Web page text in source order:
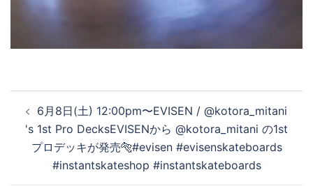
オ
再
生
稿
6月8日(土) 12:00pm〜EVISEN / @kotora_mitani
's 1st Pro DecksEVISENから @kotora_mitani の1st
プロデッキが発売🐅#evisen #evisenskateboards
#instantskateshop #instantskateboards